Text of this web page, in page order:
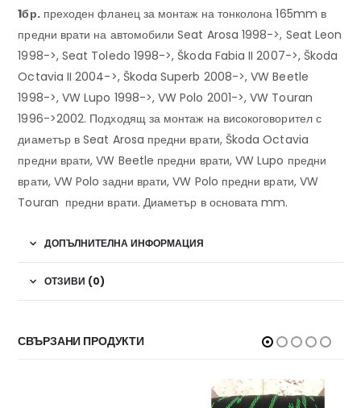
1бр.преходен фланец за монтаж на тонколона 165mm в
предни врати на автомобили Seat Arosa 1998->, Seat Leon
1998->, Seat Toledo 1998->, Škoda Fabia II 2007->, Škoda
Octavia II 2004->, Škoda Superb 2008->, VW Beetle
1998->, VW Lupo 1998->, VW Polo 2001->, VW Touran
1996->2002. Подходящ за монтаж на високоговорител с
диаметър в Seat Arosa предни врати, Škoda Octavia
предни врати, VW Beetle предни врати, VW Lupo предни
врати, VW Polo задни врати, VW Polo предни врати, VW
Touran предни врати. Диаметър в основата mm.
ДОПЪЛНИТЕЛНА ИНФОРМАЦИЯ
ОТЗИВИ (0)
СВЪРЗАНИ ПРОДУКТИ